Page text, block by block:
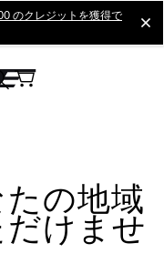
のクレジットを獲得で
の地域
けませ